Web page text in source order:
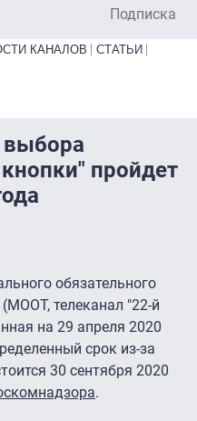
Подписка
КАНАЛОВ
СТАТЬИ
выбора
пройдет
обязательного
телеканал "22-й
на 29 апреля 2020
срок из-за
30 сентября 2020
.